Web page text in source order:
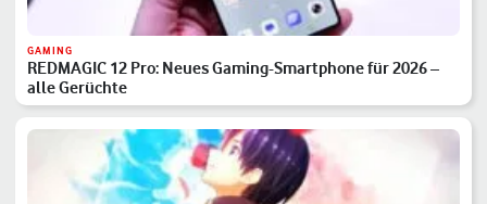
GAMING
REDMAGIC 12 Pro: Neues Gaming-Smartphone für 2026 –
alle Gerüchte